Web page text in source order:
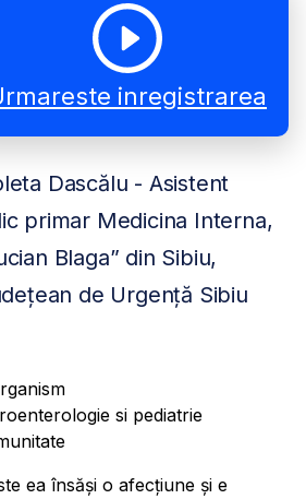
inregistrarea
Dascălu - Asistent
primar Medicina Interna,
Blaga” din Sibiu,
de Urgență Sibiu
si pediatrie
ea însăşi o afecţiune şi e